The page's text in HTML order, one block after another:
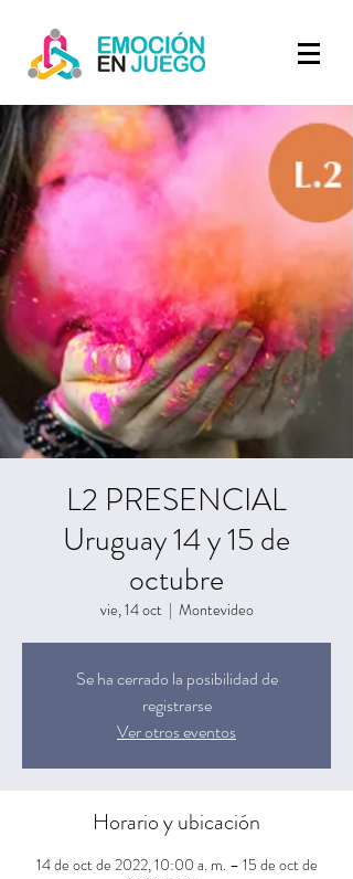
L2 PRESENCIAL
Uruguay 14 y 15 de
octubre
vie, 14 oct
  |
Montevideo
Se ha cerrado la posibilidad de
registrarse
Ver otros eventos
Horario y ubicación
14 de oct de 2022, 10:00 a. m. – 15 de oct de